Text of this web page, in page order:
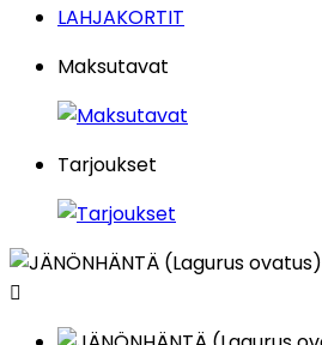
LAHJAKORTIT
Maksutavat
Tarjoukset
